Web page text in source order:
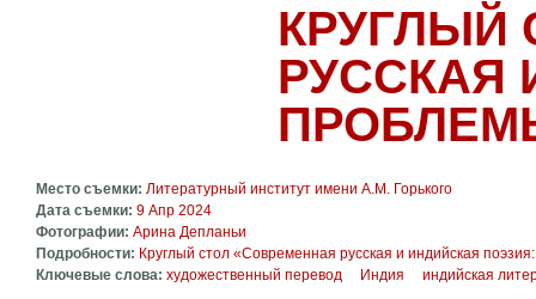
КРУГЛЫЙ
РУССКАЯ
Место съемки: Литературный институт имени А.М. Горького
Дата съемки: 9 Апр 2024
Фотографии: Арина Депланьи
Подробности: Круглый стол «Современная русская и индийская
Ключевые слова: художественный перевод Индия индийская